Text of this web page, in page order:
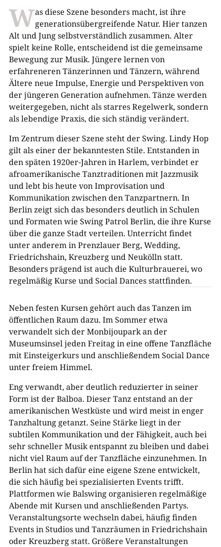
Was diese Szene besonders macht, ist ihre
generationsübergreifende Natur. Hier tanzen
Alt und Jung selbstverständlich zusammen. Alter
spielt keine Rolle, entscheidend ist die gemeinsame
Bewegung zur Musik. Jüngere lernen von
erfahreneren Tänzerinnen und Tänzern, während
Ältere neue Impulse, Energie und Perspektiven von
der jüngeren Generation aufnehmen. Tänze werden
weitergegeben, nicht als starres Regelwerk, sondern
als lebendige Praxis, die sich ständig verändert.
Im Zentrum dieser Szene steht der Swing. Lindy Hop
gilt als einer der bekanntesten Stile. Entstanden in
den späten 1920er-Jahren in Harlem, verbindet er
afroamerikanische Tanztraditionen mit Jazzmusik
und lebt bis heute von Improvisation und
Kommunikation zwischen den Tanzpartnern. In
Berlin zeigt sich das besonders deutlich in Schulen
und Formaten wie Swing Patrol Berlin, die ihre Kurse
über die ganze Stadt verteilen. Unterricht findet
unter anderem in Prenzlauer Berg, Wedding,
Friedrichshain, Kreuzberg und Neukölln statt.
Besonders prägend ist auch die Kulturbrauerei, wo
regelmäßig Kurse und Social Dances stattfinden.
Neben festen Kursen gehört auch das Tanzen im
öffentlichen Raum dazu. Im Sommer etwa
verwandelt sich der Monbijoupark an der
Museumsinsel jeden Freitag in eine offene Tanzfläche
mit Einsteigerkurs und anschließendem Social Dance
unter freiem Himmel.
Eng verwandt, aber deutlich reduzierter in seiner
Form ist der Balboa. Dieser Tanz entstand an der
amerikanischen Westküste und wird meist in enger
Tanzhaltung getanzt. Seine Stärke liegt in der
subtilen Kommunikation und der Fähigkeit, auch bei
sehr schneller Musik entspannt zu bleiben und dabei
nicht viel Raum auf der Tanzfläche einzunehmen. In
Berlin hat sich dafür eine eigene Szene entwickelt,
die sich häufig bei spezialisierten Events trifft.
Plattformen wie Balswing organisieren regelmäßige
Abende mit Kursen und anschließenden Partys.
Veranstaltungsorte wechseln dabei, häufig finden
Events in Studios und Tanzräumen in Friedrichshain
oder Kreuzberg statt. Größere Veranstaltungen